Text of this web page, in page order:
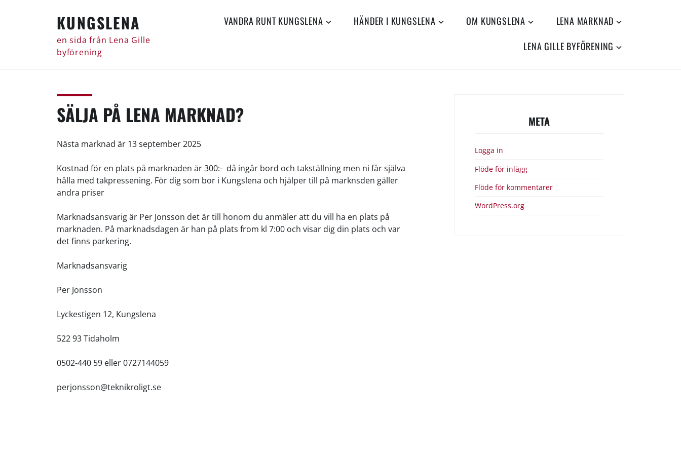
KUNGSLENA
en sida från Lena Gille
byförening
VANDRA RUNT KUNGSLENA HÄNDER I KUNGSLENA OM KUNGSLENA
LENA MARKNAD
LENA GILLE BYFÖRENING
SÄLJA PÅ LENA MARKNAD?
Nästa marknad är 13 september 2025
Kostnad för en plats på marknaden är 300:- då ingår bord och takställning men ni får själva
hålla med takpressening. För dig som bor i Kungslena och hjälper till på marknsden gäller
andra priser
Marknadsansvarig är Per Jonsson det är till honom du anmäler att du vill ha en plats på
marknaden. På marknadsdagen är han på plats from kl 7:00 och visar dig din plats och var
det finns parkering.
Marknadsansvarig
Per Jonsson
Lyckestigen 12, Kungslena
522 93 Tidaholm
0502-440 59 eller 0727144059
perjonsson@teknikroligt.se
META
Logga in
Flöde för inlägg
Flöde för kommentarer
WordPress.org